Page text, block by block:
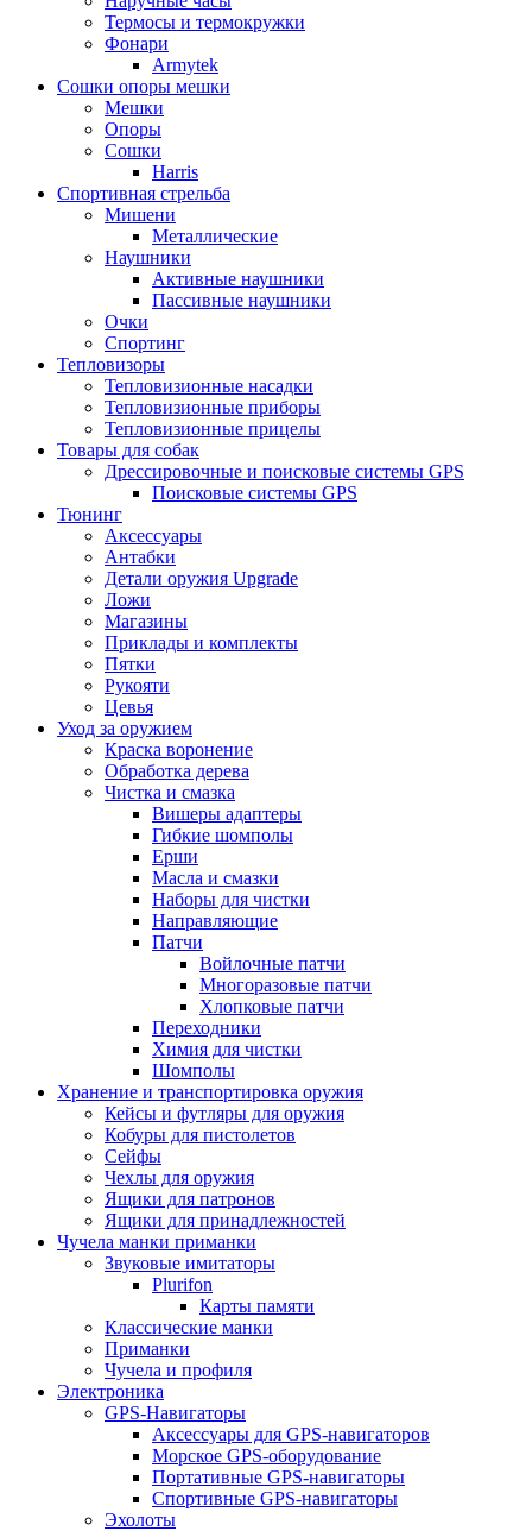
Термосы и термокружки
Фонари
Armytek
Сошки опоры мешки
Мешки
Опоры
Сошки
Harris
Спортивная стрельба
Мишени
Металлические
Наушники
Активные наушники
Пассивные наушники
Очки
Спортинг
Тепловизоры
Тепловизионные насадки
Тепловизионные приборы
Тепловизионные прицелы
Товары для собак
Дрессировочные и поисковые системы GPS
Поисковые системы GPS
Тюнинг
Аксессуары
Антабки
Детали оружия Upgrade
Ложи
Магазины
Приклады и комплекты
Пятки
Рукояти
Цевья
Уход за оружием
Краска воронение
Обработка дерева
Чистка и смазка
Вишеры адаптеры
Гибкие шомполы
Ерши
Масла и смазки
Наборы для чистки
Направляющие
Патчи
Войлочные патчи
Многоразовые патчи
Хлопковые патчи
Переходники
Химия для чистки
Шомполы
Хранение и транспортировка оружия
Кейсы и футляры для оружия
Кобуры для пистолетов
Сейфы
Чехлы для оружия
Ящики для патронов
Ящики для принадлежностей
Чучела манки приманки
Звуковые имитаторы
Plurifon
Карты памяти
Классические манки
Приманки
Чучела и профиля
Электроника
GPS-Навигаторы
Аксессуары для GPS-навигаторов
Морское GPS-оборудование
Портативные GPS-навигаторы
Спортивные GPS-навигаторы
Эхолоты